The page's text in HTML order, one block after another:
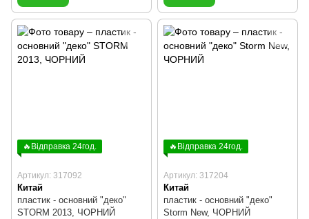
🔥Відправка 24год.
Артикул: 317092
Китай
пластик - основний "деко"
STORM 2013, ЧОРНИЙ
🔥Відправка 24год.
Артикул: 317204
Китай
пластик - основний "деко"
Storm New, ЧОРНИЙ